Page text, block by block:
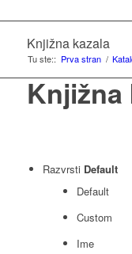
Knjižna kazala
Tu ste:: Prva stran /
Knjižna
Razvrsti Default
Default
Custom
Ime